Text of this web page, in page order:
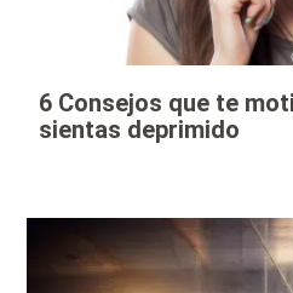
6 Consejos que te
sientas deprimido